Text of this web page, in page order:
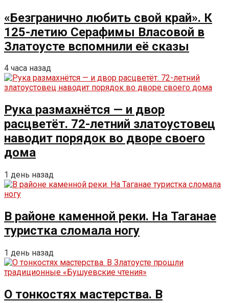
«Безгранично любить свой край». К
125-летию Серафимы Власовой в
Златоусте вспомнили её сказы
4 часа назад
Рука размахнётся — и двор
расцветёт. 72-летний златоустовец
наводит порядок во дворе своего
дома
1 день назад
В районе каменной реки. На Таганае
туристка сломала ногу
1 день назад
О тонкостях мастерства. В